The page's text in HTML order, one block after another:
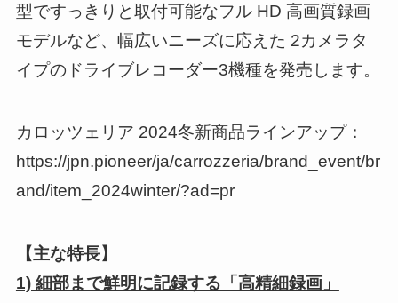
型ですっきりと取付可能なフル HD 高画質録画
モデルなど、幅広いニーズに応えた 2カメラタ
イプのドライブレコーダー3機種を発売します。
カロッツェリア 2024冬新商品ラインアップ：
https://jpn.pioneer/ja/carrozzeria/brand_event/br
and/item_2024winter/?ad=pr
【主な特長】
1) 細部まで鮮明に記録する「高精細録画」